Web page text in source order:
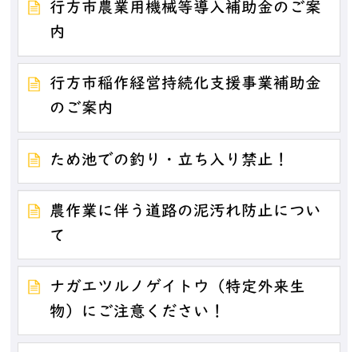
行方市農業用機械等導入補助金のご案
内
行方市稲作経営持続化支援事業補助金
のご案内
ため池での釣り・立ち入り禁止！
農作業に伴う道路の泥汚れ防止につい
て
ナガエツルノゲイトウ（特定外来生
物）にご注意ください！